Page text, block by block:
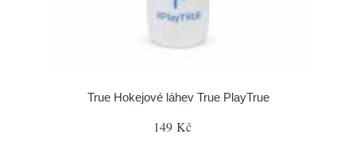
True Hokejové láhev True PlayTrue
149 Kč